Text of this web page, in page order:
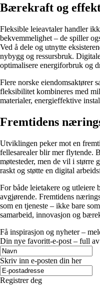
Bærekraft og
Fleksible leieavtaler handler
bekvemmelighet – de spiller
Ved å dele og utnytte
nybygg og ressursbruk.
optimalisere energiforbruk og
Flere norske eiendomsaktører
fleksibilitet kombineres med
materialer, energieffektive
Fremtidens
Utviklingen peker mot en
fellesarealer blir mer flytende.
møtesteder, men de vil i større
raskt og støtte en digital
For både leietakere og
avgjørende. Fremtidens
som en tjeneste – ikke bare
samarbeid, innovasjon og
Få inspirasjon og nyheter –
Din nye favoritt-e-post – full
Skriv inn e-posten din her
Registrer deg